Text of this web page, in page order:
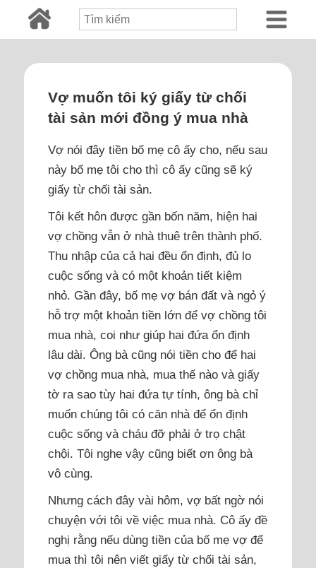
Vợ muốn tôi ký giấy từ chối
tài sản mới đồng ý mua nhà
Vợ nói đây tiền bố mẹ cô ấy cho, nếu sau
này bố mẹ tôi cho thì cô ấy cũng sẽ ký
giấy từ chối tài sản.
Tôi kết hôn được gần bốn năm, hiện hai
vợ chồng vẫn ở nhà thuê trên thành phố.
Thu nhập của cả hai đều ổn định, đủ lo
cuộc sống và có một khoản tiết kiệm
nhỏ. Gần đây, bố mẹ vợ bán đất và ngỏ ý
hỗ trợ một khoản tiền lớn để vợ chồng tôi
mua nhà, coi như giúp hai đứa ổn định
lâu dài. Ông bà cũng nói tiền cho để hai
vợ chồng mua nhà, mua thế nào và giấy
tờ ra sao tùy hai đứa tự tính, ông bà chỉ
muốn chúng tôi có căn nhà để ổn định
cuộc sống và cháu đỡ phải ở trọ chật
chội. Tôi nghe vậy cũng biết ơn ông bà
vô cùng.
Nhưng cách đây vài hôm, vợ bất ngờ nói
chuyện với tôi về việc mua nhà. Cô ấy đề
nghị rằng nếu dùng tiền của bố mẹ vợ để
mua thì tôi nên viết giấy từ chối tài sản,